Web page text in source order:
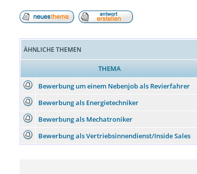
ÄHNLICHE THEMEN
THEMA
Bewerbung um einem Nebenjob als Revierfahrer
Bewerbung als Energietechniker
Bewerbung als Mechatroniker
Bewerbung als Vertriebsinnendienst/Inside Sales